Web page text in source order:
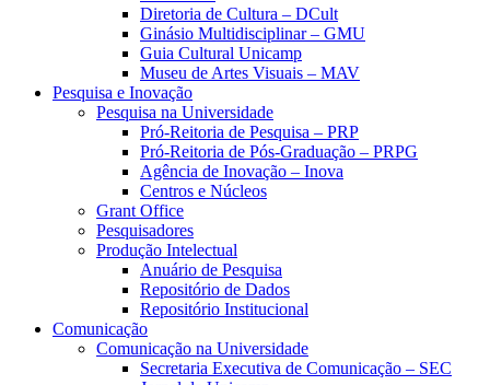
Diretoria de Cultura – DCult
Ginásio Multidisciplinar – GMU
Guia Cultural Unicamp
Museu de Artes Visuais – MAV
Pesquisa e Inovação
Pesquisa na Universidade
Pró-Reitoria de Pesquisa – PRP
Pró-Reitoria de Pós-Graduação – PRPG
Agência de Inovação – Inova
Centros e Núcleos
Grant Office
Pesquisadores
Produção Intelectual
Anuário de Pesquisa
Repositório de Dados
Repositório Institucional
Comunicação
Comunicação na Universidade
Secretaria Executiva de Comunicação – SEC